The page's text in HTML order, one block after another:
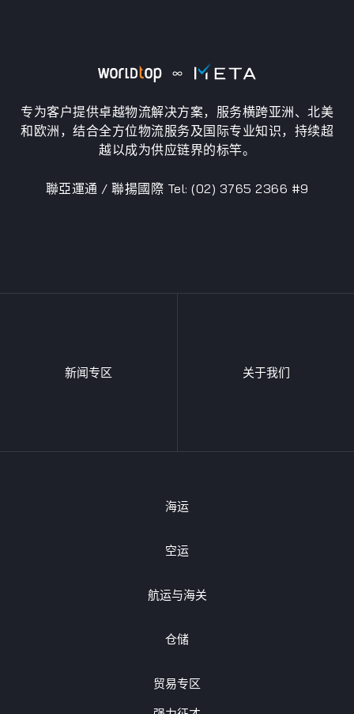
专为客户提供卓越物流解决方案，服务横跨亚洲、北美
和欧洲，结合全方位物流服务及国际专业知识，持续超
越以成为供应链界的标竿。
聯亞運通 / 聯揚國際 Tel: (02) 3765 2366 #9
新闻专区 关于我们
海运
空运
航运与海关
仓储
贸易专区